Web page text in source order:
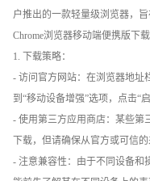
户推出的一款轻量级浏览器，
Chrome浏览器移动端便携版下
1. 下载策略：
- 访问官方网站：在浏览器地址
到“移动设备增强”选项，点击“
- 使用第三方应用商店：某些第
下载，但请确保从官方或可信的
- 注意兼容性：由于不同设备和